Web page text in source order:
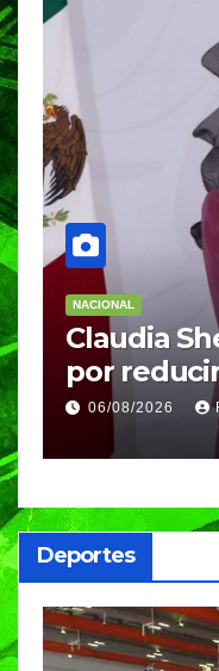
NACIONAL
Claudia
por
del gas
sigue
06/08/2026
Deportes